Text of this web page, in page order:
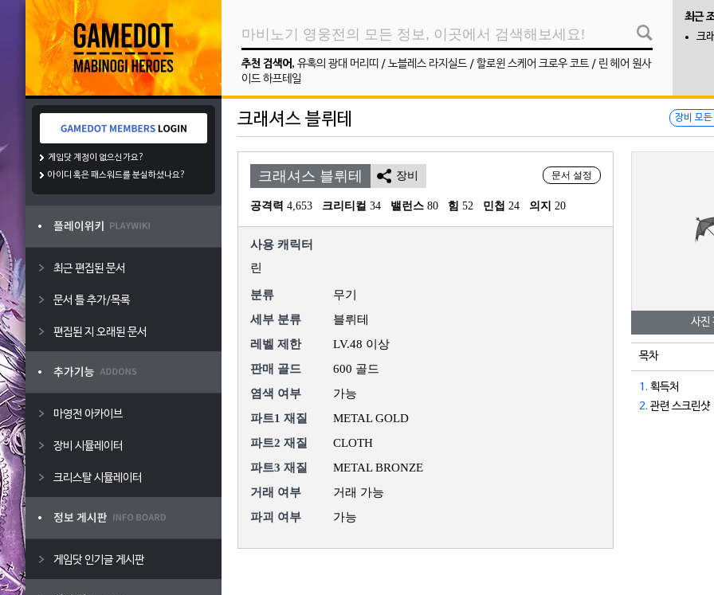
게임닷 계정이 없으신가요?
아이디 혹은 패스워드를 분실하셨나요?
최근 편집된 문서
문서 틀 추가/목록
편집된 지 오래된 문서
마영전 아카이브
장비 시뮬레이터
크리스탈 시뮬레이터
게임닷 인기글 게시판
추천 검색어 , 유혹의 광대 머리띠 / 노블레스 라지실드 / 할로윈 스케어 크로우 코트 / 린 헤어 원사
이드 하프테일
최근
크
크래셔스 블뤼테 장비 모
문서 설정
크래셔스 블뤼테 장비
공격력 4,653 크리티컬 34 밸런스 80 힘 52 민첩 24 의지 20
사용 캐릭터
린
분류
무기
세부 분류
블뤼테
레벨 제한
LV.48 이상
판매 골드
600 골드
염색 여부
가능
파트1 재질
METAL GOLD
파트2 재질
CLOTH
파트3 재질
METAL BRONZE
거래 여부
거래 가능
파괴 여부
가능
사진
목차
1. 획득처
2. 관련 스크린샷